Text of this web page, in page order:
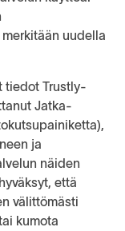
uudella
tiedot Trustly-
Jatka-
ja
näiden
että
välittömästi
kumota